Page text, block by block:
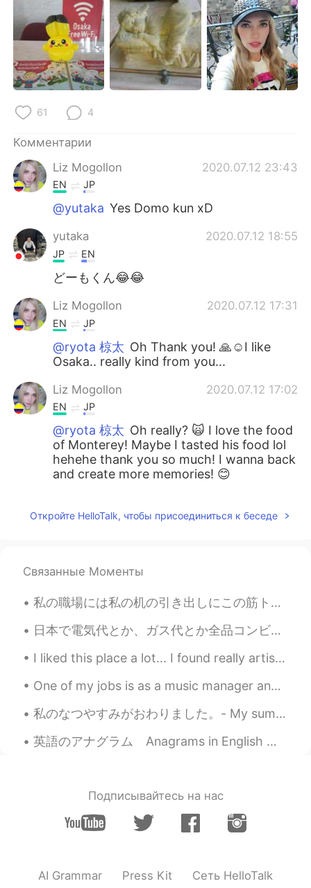
61 4
Комментарии
Liz Mogollon
2020.07.12 23:43
EN JP
@yutaka Yes Domo kun xD
yutaka 2020.07.12 18:55
JP EN
どーもくん😂😂
Liz Mogollon 2020.07.12 17:31
EN JP
@ryota 椋太 Oh Thank you! 🙏☺️I like
Osaka.. really kind from you...
Liz Mogollon 2020.07.12 17:02
EN JP
@ryota 椋太 Oh really? 🙀 I love the food
of Monterey! Maybe I tasted his food lol
hehehe thank you so much! I wanna back
and create more memories! 😊
Откройте HelloTalk, чтобы присоединиться к беседе
Связанные Моменты
私の職場には私の机の引き出しにこの筋トレのため食べ物を入れた💪🏻😆 At my workplace I put this food for weight-training in my desk ...
日本で電気代とか、ガス代とか全品コンビニで払えるからめっちゃ便利だった。でも簡単にいつでも払えるから払うの忘れた時何回もあった。一番つらいのは、冬にガス代払わなくて、いきなり朝にガスなくなった。...
I liked this place a lot... I found really artistic the tower... I couldn't enter, but I wanna d...
One of my jobs is as a music manager and producer. So I’m always looking for great new musicians ...
私のなつやすみがおわりました。- My summer vacation is over. 😓 とてもたのしいじかんをすごせました。- I had a great time. 😎 I am ba...
英語のアナグラム Anagrams in English 皆さん、アナグラムに慣れていますか？🤔 言葉の文字を並べ替えて、別の言葉が作れます 🔄 ➡️ east (東) は 🪑 seat...
Подписывайтесь на нас
AI Grammar Press Kit Сеть HelloTalk